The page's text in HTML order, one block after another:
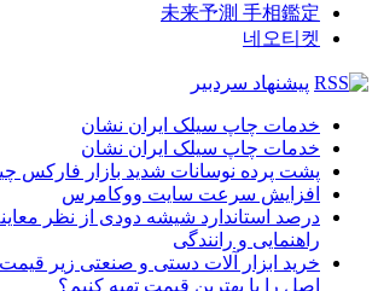
未来予測 手相鑑定
네오티켓
پیشنهاد سردبیر
خدمات چاپ سیلک ایران نشان
خدمات چاپ سیلک ایران نشان
پشت پرده نوسانات شدید بازار فارکس
افزایش سرعت سایت ووکامرس
درصد استاندارد شیشه دودی از نظر
راهنمایی و رانندگی
خرید ابزار آلات دستی و صنعتی زیر قیمت
اصل را با بهترین قیمت تهیه کنیم؟